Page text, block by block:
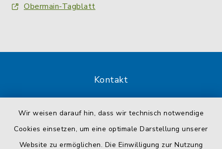
Wir weisen darauf hin, dass wir technisch notwendige
Cookies einsetzen, um eine optimale Darstellung unserer
Website zu ermöglichen. Die Einwilligung zur Nutzung
Obermain-Tagblatt
Kontakt
Datenschutz